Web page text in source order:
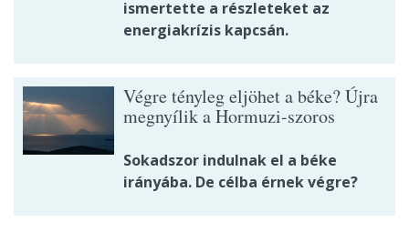
ismertette a részleteket az
energiakrízis kapcsán.
Végre tényleg eljöhet a béke? Újra
megnyílik a Hormuzi-szoros
Sokadszor indulnak el a béke
irányába. De célba érnek végre?